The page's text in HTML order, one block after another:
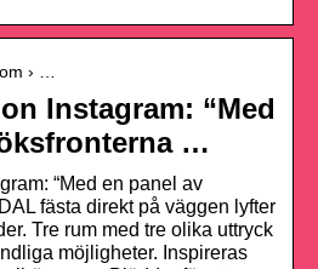
› …
Instagram: “Med
…
“Med en panel av
fästa direkt på väggen lyfter
Tre rum med tre olika uttryck
möjligheter. Inspireras